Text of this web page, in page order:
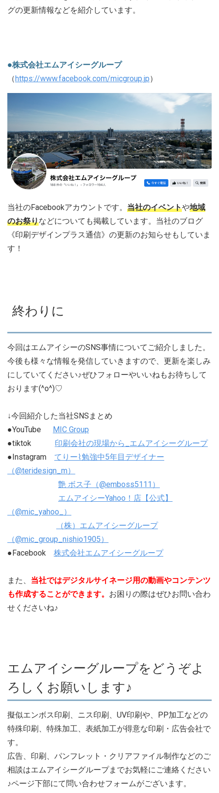
グの更新情報などを紹介しています。
●株式会社エムアイシーグループ
（https://www.facebook.com/micgroup.jp）
当社のFacebookアカウントです。 当社のイベントや地域
のお祭りなどについても掲載しています。当社のブログ
《印刷デザインプラス通信》の更新のお知らせもしていま
す！
終わりに
今回はエムアイシーのSNS事情についてご紹介しました。
今後も様々な情報を発信していきますので、更新を楽しみ
にしていてください♪ぜひフォローやいいねもお待ちして
おります(^o^)♡
↓今回紹介した当社SNSまとめ
●YouTube MIC Group
●tiktok 印刷会社の現場から_エムアイシーグループ
●Instagram てりー⌇勉強中5年目デザイナー
（@teridesign_m）
艶 ボス子（@emboss5111）
エムアイシーYahoo！店【公式】
（@mic_yahoo_）
（株）エムアイシーグループ
（@mic_group_nishio1905）
●Facebook 株式会社エムアイシーグループ
また、 当社ではデジタルサイネージ用の動画やコンテンツ
も作成することができます。 お困りの際はぜひお問い合わ
せくださいね♪
エムアイシーグループをどうぞよ
ろしくお願いします♪
擬似エンボス印刷、ニス印刷、UV印刷や、PP加工などの
特殊印刷、特殊加工、表紙加工が得意な印刷・広告会社で
す。
広告、印刷、パンフレット・クリアファイル制作などのご
相談はエムアイシーグループまでお気軽にご連絡ください
♪ページ下部にて問い合わせフォームがございます。